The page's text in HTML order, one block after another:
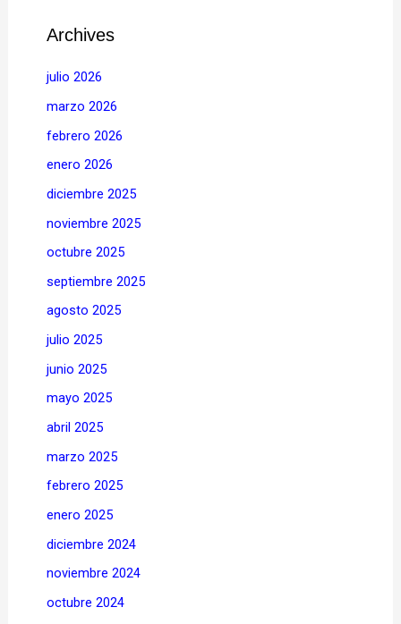
Archives
julio 2026
marzo 2026
febrero 2026
enero 2026
diciembre 2025
noviembre 2025
octubre 2025
septiembre 2025
agosto 2025
julio 2025
junio 2025
mayo 2025
abril 2025
marzo 2025
febrero 2025
enero 2025
diciembre 2024
noviembre 2024
octubre 2024